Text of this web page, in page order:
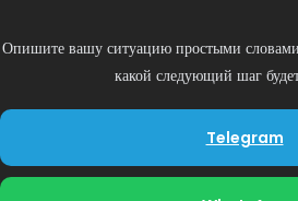
Опишите вашу ситуацию простыми
какой следующий шаг
Telegram